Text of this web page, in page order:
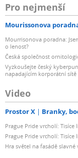
Pro nejmenší
Mourissonova
Mourrisonova poradna:
o lenost?
Česká společnost
Vyzkoušejte český
napadajícím korporátní sítě
Video
Prostor X Branky,
Prague Pride vrcholí:
Prague Pride vrcholí:
Hra světel na fasádě slavné